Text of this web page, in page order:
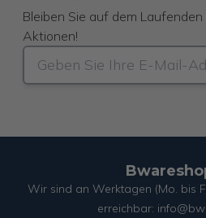
Bleiben Sie auf dem
Aktionen!
Wir sind an Werktagen (Mo. bis
erreichbar: